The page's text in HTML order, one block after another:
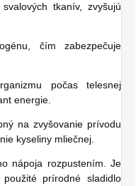
tkanív, zvyšujú
čím zabezpečuje
počas telesnej
energie.
na zvyšovanie prívodu
kyseliny mliečnej.
nápoja rozpustením. Je
prírodné sladidlo